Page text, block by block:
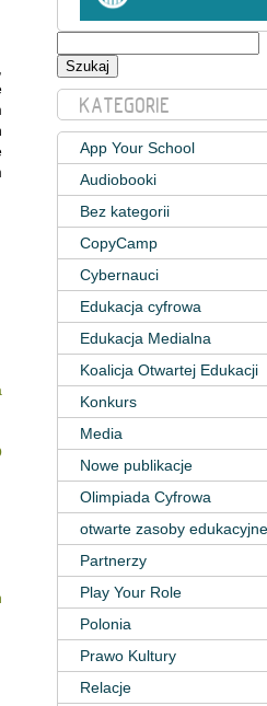
KATEGORIE
App Your School
Audiobooki
Bez kategorii
CopyCamp
Cybernauci
Edukacja cyfrowa
Edukacja Medialna
Koalicja Otwartej Edukacji
Konkurs
Media
Nowe publikacje
Olimpiada Cyfrowa
otwarte zasoby edukacyjne
Partnerzy
Play Your Role
Polonia
Prawo Kultury
Relacje